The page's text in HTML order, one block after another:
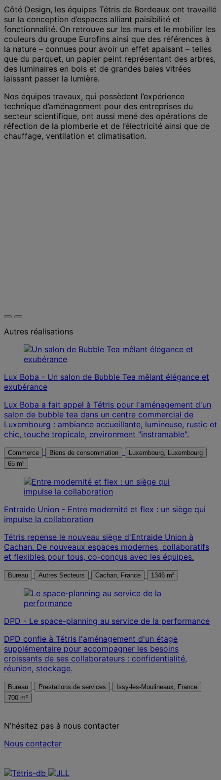
Côté Design, les équipes Tétris de Bordeaux ont travaillé
sur la conception d’espaces alliant paisibilité et
fonctionnalité. On retrouve sur les murs et le mobilier les
couleurs du groupe Eurofins ainsi que des références à
la nature – connues pour avoir un effet apaisant – telles
que du parquet, un papier peint représentant des arbres,
des luminaires en bois et de grandes baies vitrées
laissant passer la lumière.
Nos équipes travaux, qui possèdent l’expérience
technique d’aménagement pour des entreprises du
secteur scientifique, ont aussi mené des opérations de
réfection de la plomberie et de l’électricité ainsi que de
chauffage, ventilation et climatisation.
Autres réalisations
Lux Boba - Un salon de Bubble Tea mêlant élégance et
exubérance
Lux Boba a fait appel à Tétris pour l'aménagement d'un
salon de bubble tea dans un centre commercial de
Luxembourg : ambiance accueillante, lumineuse, rustic et
chic, touche tropicale, environment "instramable".
Commerce Biens de consommation
Luxembourg, Luxembourg
65 m²
Entraide Union - Entre modernité et flex : un siège qui
impulse la collaboration
Tétris repense le nouveau siège d'Entraide Union à
Cachan. De nouveaux espaces modernes, collaboratifs
et flexibles pour tous, co-conçus avec les équipes.
Bureau Autres Secteurs Cachan, France 1346 m²
DPD - Le space-planning au service de la performance
DPD confie à Tétris l'aménagement d'un étage
supplémentaire pour accompagner les besoins
croissants de ses collaborateurs : confidentialité,
réunion, stockage.
Bureau Prestations de services
Issy-les-Moulineaux, France
700 m²
N’hésitez pas à nous contacter
Nous contacter